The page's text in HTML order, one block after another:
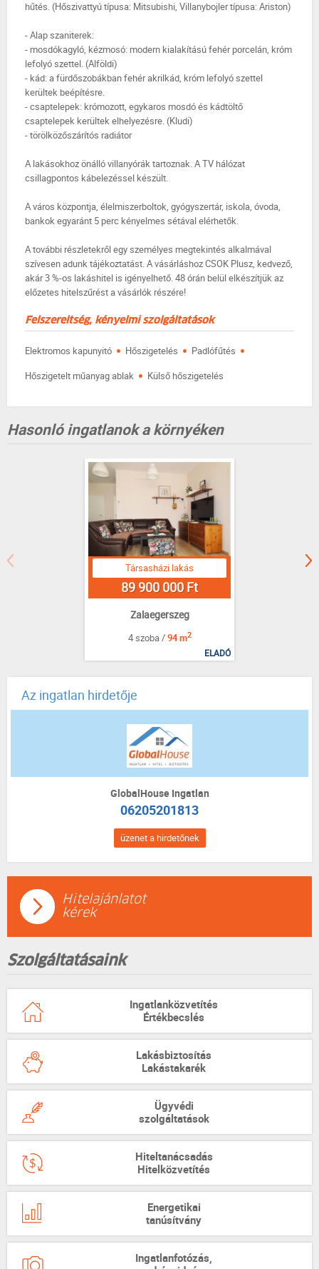
hűtés. (Hőszivattyú típusa: Mitsubishi, Villanybojler típusa: Ariston)
- Alap szaniterek:
- mosdókagyló, kézmosó: modern kialakítású fehér porcelán, króm
lefolyó szettel. (Alföldi)
- kád: a fürdőszobákban fehér akrilkád, króm lefolyó szettel
kerültek beépítésre.
- csaptelepek: krómozott, egykaros mosdó és kádtöltő
csaptelepek kerültek elhelyezésre. (Kludi)
- törölközőszárítós radiátor
A lakásokhoz önálló villanyórák tartoznak. A TV hálózat
csillagpontos kábelezéssel készült.
A város központja, élelmiszerboltok, gyógyszertár, iskola, óvoda,
bankok egyaránt 5 perc kényelmes sétával elérhetők.
A további részletekről egy személyes megtekintés alkalmával
szívesen adunk tájékoztatást. A vásárláshoz CSOK Plusz, kedvező,
akár 3 %-os lakáshitel is igényelhető. 48 órán belül elkészítjük az
előzetes hitelszűrést a vásárlók részére!
Felszereltség, kényelmi szolgáltatások
Elektromos kapunyitó · Hőszigetelés · Padlófűtés ·
Hőszigetelt műanyag ablak · Külső hőszigetelés
Hasonló ingatlanok a környéken
Társasházi lakás
89 900 000 Ft
Zalaegerszeg
4 szoba / 94 m2
ELADÓ
Az ingatlan hirdetője
GlobalHouse Ingatlan
06205201813
üzenet a hirdetőnek
Hitelajánlatot
kérek
Szolgáltatásaink
Ingatlanközvetítés
Értékbecslés
Lakásbiztosítás
Lakástakarék
Ügyvédi
szolgáltatások
Hiteltanácsadás
Hitelközvetítés
Energetikai
tanúsítvány
Ingatlanfotózás,